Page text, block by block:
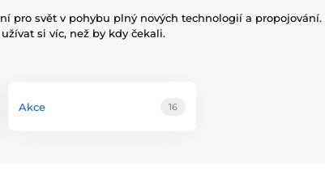
pro svět v pohybu plný nových technologií a propojování.
si víc, než by kdy čekali.
Akce 16